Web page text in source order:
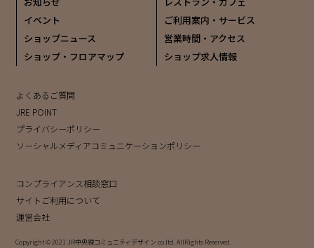
イベント
ショップニュース
ショップ・フロアマップ
ご利用案内・サービス
営業時間・アクセス
ショップ求人情報
よくあるご質問
JRE POINT
プライバシーポリシー
ソーシャルメディアコミュニケーションポリシー
コンプライアンス相談窓口
サイトご利用について
運営会社
Copyright © 2021 JR中央線コミュニティデザイン co.ltd. AllRights Reserved.